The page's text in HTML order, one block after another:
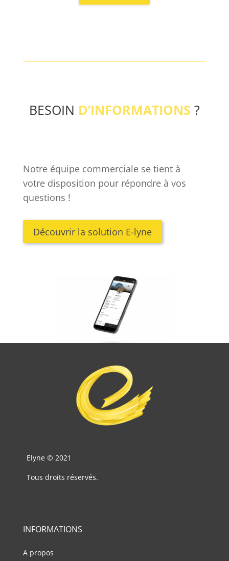
BESOIN D’INFORMATIONS ?
Notre équipe commerciale se tient à
votre disposition pour répondre à vos
questions !
Découvrir la solution E-lyne
Elyne © 2021
Tous droits réservés.
INFORMATIONS
A propos